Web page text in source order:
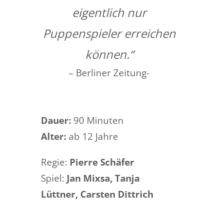
eigentlich nur
Puppenspieler erreichen
können.“
– Berliner Zeitung-
Dauer: 90 Minuten
Alter: ab 12 Jahre
Regie: Pierre Schäfer
Spiel: Jan Mixsa, Tanja
Lüttner, Carsten Dittrich